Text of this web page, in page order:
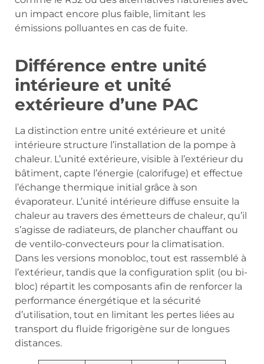
un impact encore plus faible, limitant les
émissions polluantes en cas de fuite.
Différence entre unité
intérieure et unité
extérieure d’une PAC
La distinction entre unité extérieure et unité
intérieure structure l’installation de la pompe à
chaleur. L’unité extérieure, visible à l’extérieur du
bâtiment, capte l’énergie (calorifuge) et effectue
l’échange thermique initial grâce à son
évaporateur. L’unité intérieure diffuse ensuite la
chaleur au travers des émetteurs de chaleur, qu’il
s’agisse de radiateurs, de plancher chauffant ou
de ventilo-convecteurs pour la climatisation.
Dans les versions monobloc, tout est rassemblé à
l’extérieur, tandis que la configuration split (ou bi-
bloc) répartit les composants afin de renforcer la
performance énergétique et la sécurité
d’utilisation, tout en limitant les pertes liées au
transport du fluide frigorigène sur de longues
distances.